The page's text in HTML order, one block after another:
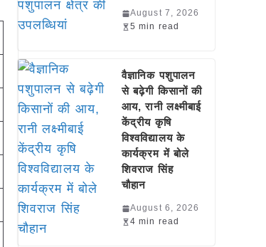
August 7, 2026
5 min read
वैज्ञानिक पशुपालन
से बढ़ेगी किसानों की
आय, रानी लक्ष्मीबाई
केंद्रीय कृषि
विश्वविद्यालय के
कार्यक्रम में बोले
शिवराज सिंह
चौहान
August 6, 2026
4 min read